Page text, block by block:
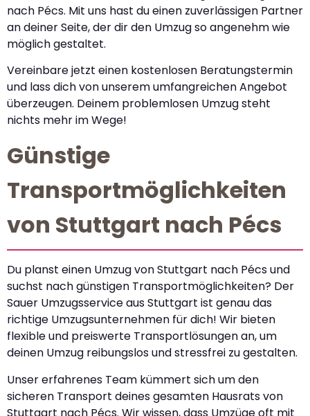
nach Pécs. Mit uns hast du einen zuverlässigen Partner
an deiner Seite, der dir den Umzug so angenehm wie
möglich gestaltet.
Vereinbare jetzt einen kostenlosen Beratungstermin
und lass dich von unserem umfangreichen Angebot
überzeugen. Deinem problemlosen Umzug steht
nichts mehr im Wege!
Günstige
Transportmöglichkeiten
von Stuttgart nach Pécs
Du planst einen Umzug von Stuttgart nach Pécs und
suchst nach günstigen Transportmöglichkeiten? Der
Sauer Umzugsservice aus Stuttgart ist genau das
richtige Umzugsunternehmen für dich! Wir bieten
flexible und preiswerte Transportlösungen an, um
deinen Umzug reibungslos und stressfrei zu gestalten.
Unser erfahrenes Team kümmert sich um den
sicheren Transport deines gesamten Hausrats von
Stuttgart nach Pécs. Wir wissen, dass Umzüge oft mit